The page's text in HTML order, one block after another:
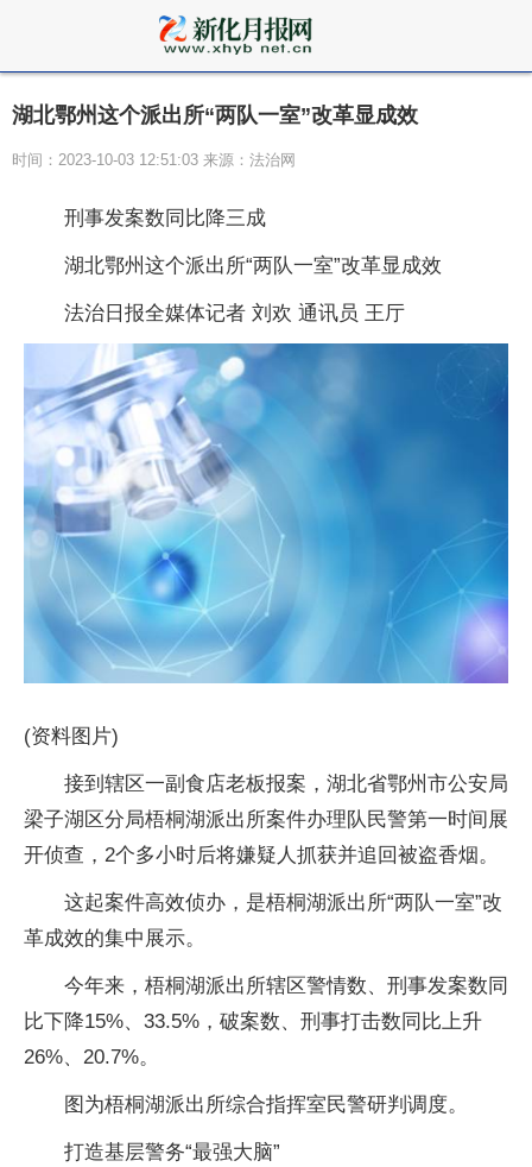
湖北鄂州这个派出所“两队一室”改革显成效
时间：2023-10-03 12:51:03 来源：法治网
刑事发案数同比降三成
湖北鄂州这个派出所“两队一室”改革显成效
法治日报全媒体记者 刘欢 通讯员 王厅
(资料图片)
接到辖区一副食店老板报案，湖北省鄂州市公安局
梁子湖区分局梧桐湖派出所案件办理队民警第一时间展
开侦查，2个多小时后将嫌疑人抓获并追回被盗香烟。
这起案件高效侦办，是梧桐湖派出所“两队一室”改
革成效的集中展示。
今年来，梧桐湖派出所辖区警情数、刑事发案数同
比下降15%、33.5%，破案数、刑事打击数同比上升
26%、20.7%。
图为梧桐湖派出所综合指挥室民警研判调度。
打造基层警务“最强大脑”